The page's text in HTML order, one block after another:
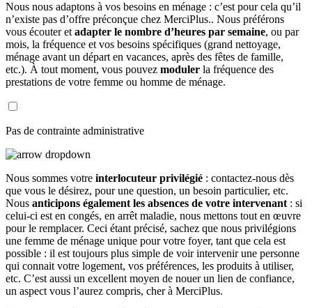
Nous nous adaptons à vos besoins en ménage : c’est pour cela qu’il
n’existe pas d’offre préconçue chez MerciPlus.. Nous préférons
vous écouter et adapter le nombre d’heures par semaine, ou par
mois, la fréquence et vos besoins spécifiques (grand nettoyage,
ménage avant un départ en vacances, après des fêtes de famille,
etc.). À tout moment, vous pouvez moduler la fréquence des
prestations de votre femme ou homme de ménage.
Pas de contrainte administrative
Nous sommes votre interlocuteur privilégié : contactez-nous dès
que vous le désirez, pour une question, un besoin particulier, etc.
Nous anticipons également les absences de votre intervenant : si
celui-ci est en congés, en arrêt maladie, nous mettons tout en œuvre
pour le remplacer. Ceci étant précisé, sachez que nous privilégions
une femme de ménage unique pour votre foyer, tant que cela est
possible : il est toujours plus simple de voir intervenir une personne
qui connait votre logement, vos préférences, les produits à utiliser,
etc. C’est aussi un excellent moyen de nouer un lien de confiance,
un aspect vous l’aurez compris, cher à MerciPlus.